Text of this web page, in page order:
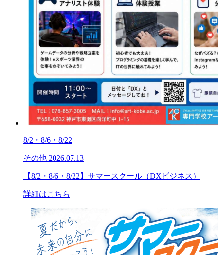
8/2・8/6・8/22
その他 2026.07.13
【8/2・8/6・8/22】サマースクール（DXビジネス）
詳細はこちら